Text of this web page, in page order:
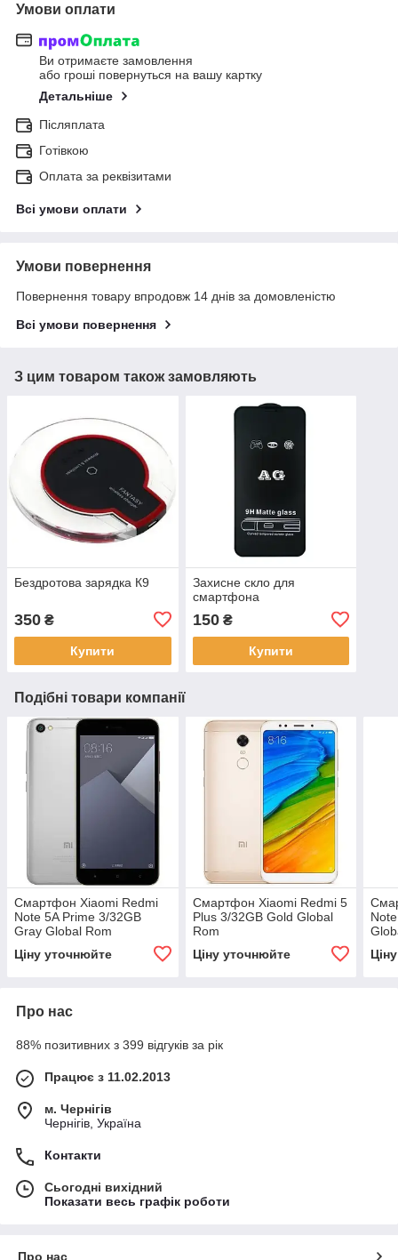
Умови оплати
Ви отримаєте замовлення
або гроші повернуться на вашу картку
Детальніше
Післяплата
Готівкою
Оплата за реквізитами
Всі умови оплати
Умови повернення
Повернення товару впродовж 14 днів за домовленістю
Всі умови повернення
З цим товаром також замовляють
Бездротова зарядка К9
350 ₴
Купити
Захисне скло для
смартфона
150₴
Купити
Подібні товари компанії
Смартфон Xiaomi Redmi
Note 5A Prime 3/32GB
Gray Global Rom
Ціну уточнюйте
Смартфон Xiaomi Redmi 5
Plus 3/32GB Gold Global
Rom
Ціну уточнюйте
Про нас
88% позитивних з 399 відгуків за рік
Працює з 11.02.2013
м. Чернігів
Чернігів, Україна
Контакти
Сьогодні вихідний
Показати весь графік роботи
Про нас